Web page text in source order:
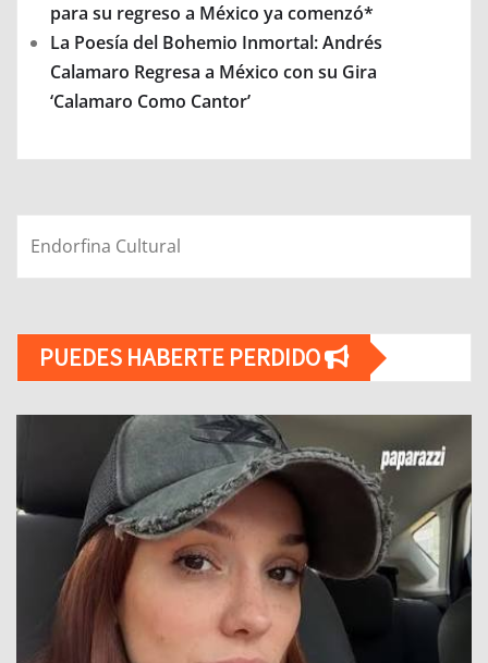
para su regreso a México ya comenzó*
La Poesía del Bohemio Inmortal: Andrés
Calamaro Regresa a México con su Gira
‘Calamaro Como Cantor’
Endorfina Cultural
PUEDES HABERTE PERDIDO